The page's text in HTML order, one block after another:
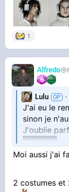
1
Alfredo
Lulu
J'ai eu le
sinon je
J'oublie
ça
qu'on n'a
Moi aussi j'ai
2 costumes et